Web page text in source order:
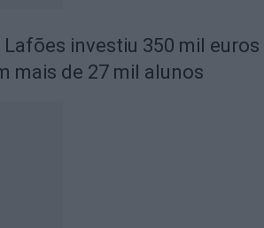
Lafões investiu 350 mil
mais de 27 mil alunos